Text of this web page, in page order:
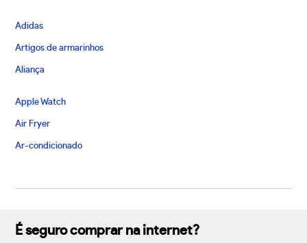
Adidas
Artigos de armarinhos
Aliança
Apple Watch
Air Fryer
Ar-condicionado
É seguro comprar na internet?